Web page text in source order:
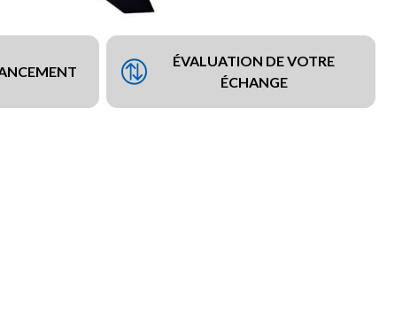
ÉVALUATION DE VOTRE
ÉCHANGE